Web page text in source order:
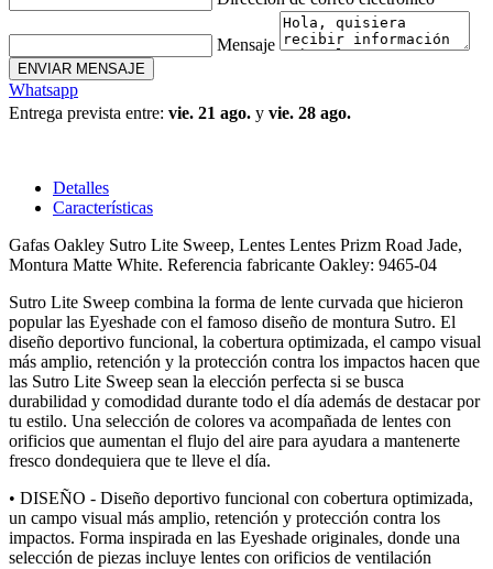
Mensaje
ENVIAR MENSAJE
Whatsapp
Entrega prevista entre: vie. 21 ago. y vie. 28 ago.
Detalles
Características
Gafas Oakley Sutro Lite Sweep, Lentes Lentes Prizm Road Jade,
Montura Matte White. Referencia fabricante Oakley: 9465-04
Sutro Lite Sweep combina la forma de lente curvada que hicieron
popular las Eyeshade con el famoso diseño de montura Sutro. El
diseño deportivo funcional, la cobertura optimizada, el campo visual
más amplio, retención y la protección contra los impactos hacen que
las Sutro Lite Sweep sean la elección perfecta si se busca
durabilidad y comodidad durante todo el día además de destacar por
tu estilo. Una selección de colores va acompañada de lentes con
orificios que aumentan el flujo del aire para ayudara a mantenerte
fresco dondequiera que te lleve el día.
• DISEÑO - Diseño deportivo funcional con cobertura optimizada,
un campo visual más amplio, retención y protección contra los
impactos. Forma inspirada en las Eyeshade originales, donde una
selección de piezas incluye lentes con orificios de ventilación